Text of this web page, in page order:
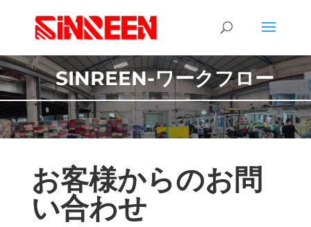
SINREEN-ワークフロー
お客様からのお問
い合わせ